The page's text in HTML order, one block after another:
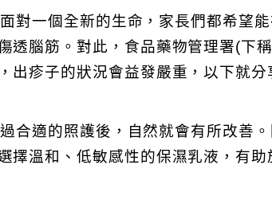
一個全新的生命，家長們都希望
透腦筋。對此，食品藥物管理署(下
出疹子的狀況會益發嚴重，以下就
適的照護後，自然就會有所改善。
擇溫和、低敏感性的保濕乳液，有